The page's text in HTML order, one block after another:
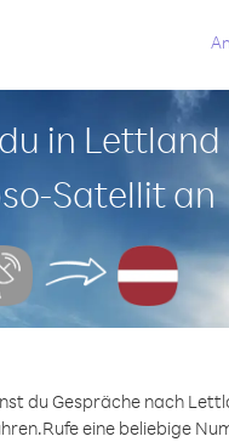
in Lettland
Satellit an
du Gespräche nach
Rufe eine beliebige